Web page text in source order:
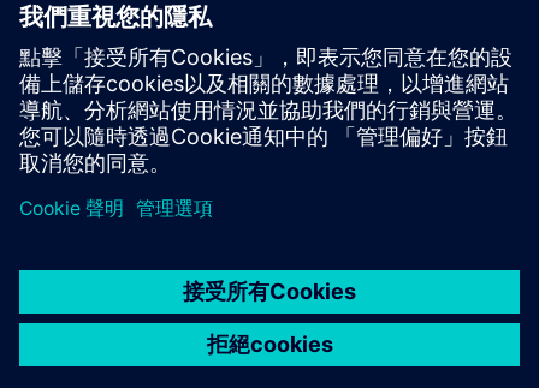
explore
專屬培訓諮詢
若您需要針對專屬培訓課程（無論是現場、線上或於我們的
SITRAIN 培訓中心舉辦）索取報價，請填寫下方的諮詢表單。此
類請求適合較大規模的團體（6 人以上）。提供您的聯絡資料及
培訓需求後，我們將向您發送報價單。
索取專屬報價